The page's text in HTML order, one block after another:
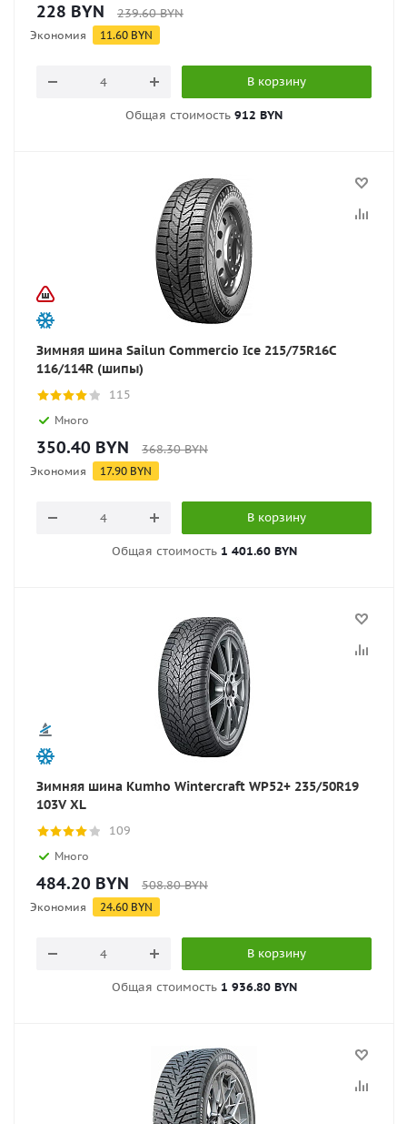
228 BYN 239.60BYN
Экономия 11.60 BYN
В корзину
Общая стоимость 912 BYN
Зимняя шина Sailun Commercio Ice 215/75R16C
116/114R (шипы)
115
Много
350.40 BYN 368.30BYN
Экономия 17.90 BYN
В корзину
Общая стоимость 1 401.60 BYN
Зимняя шина Kumho Wintercraft WP52+ 235/50R19
103V XL
109
Много
484.20 BYN 508.80BYN
Экономия 24.60 BYN
В корзину
Общая стоимость 1 936.80 BYN